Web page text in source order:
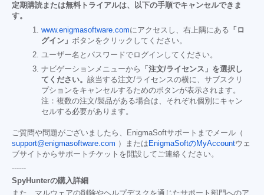
定期購読または無料トライアルは、以下の手順でキャンセルできま
す。
www.enigmasoftware.comにアクセスし、右上隅にある 「ロ
グイン」 ボタンをクリックしてください。
ユーザー名とパスワードでログインしてください。
ナビゲーションメニューから
「注文/ライセンス」を選択し
てください。 該当する注文/ライセンスの横に、サブスクリ
プションをキャンセルするためのボタンが表示されます。
注：複数の注文/製品がある場合は、それぞれ個別にキャン
セルする必要があります。
ご質問や問題がございましたら、EnigmaSoftサポートまでメール（
support@enigmasoftware.com ）または EnigmaSoftのMyAccountウェ
ブサイトからサポートチケットを開設してご連絡ください。
------
SpyHunterの購入詳細